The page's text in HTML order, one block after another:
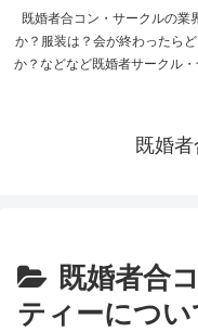
既婚者合コン・サークルの業
か？服装は？会が終わったら
か？などなど既婚者サークル
既婚
既婚者合
ティーについ